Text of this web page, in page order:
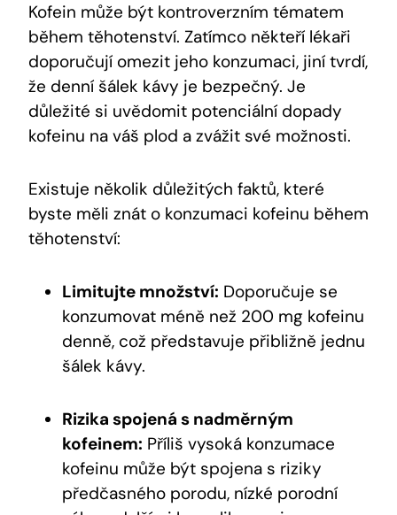
Kofein může být kontroverzním tématem
během těhotenství. Zatímco někteří ⁤lékaři
doporučují​ omezit‌ jeho konzumaci, jiní tvrdí,
že denní⁢ šálek kávy je⁣ bezpečný. Je
důležité si uvědomit ‌potenciální⁤ dopady
kofeinu na ‍váš plod a ⁣zvážit své ‍možnosti.
Existuje několik důležitých⁣ faktů, které
⁢byste měli znát o konzumaci kofeinu ⁤během
těhotenství:
Limitujte⁤ množství: Doporučuje se
konzumovat méně než 200⁢ mg kofeinu
denně, což představuje přibližně ‌jednu‌
šálek kávy.
Rizika spojená s nadměrným
kofeinem: ​Příliš‌ vysoká konzumace‍
kofeinu může být spojena s riziky
předčasného porodu, nízké porodní